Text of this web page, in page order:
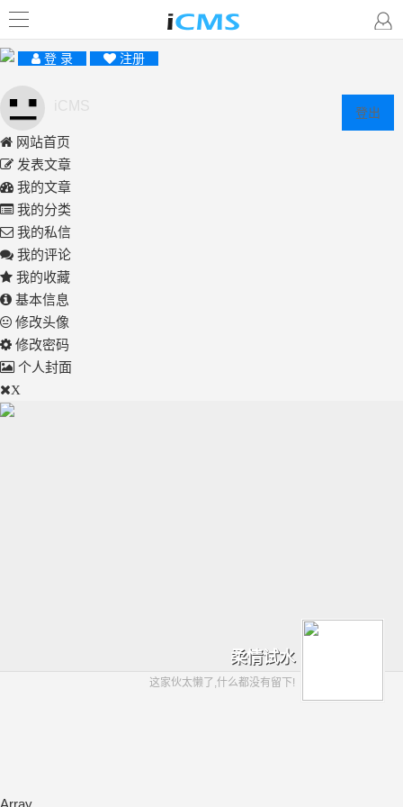
登 录 注册
登出
网站首页
发表文章
我的文章
我的分类
我的私信
我的评论
我的收藏
基本信息
修改头像
修改密码
个人封面
X
柔情试水
这家伙太懒了,什么都没有留下!
Array